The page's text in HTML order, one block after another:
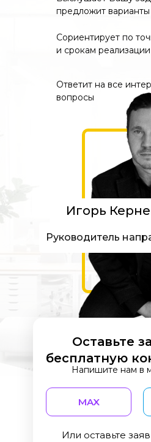
Игорь
Руководитель
MAX
Или оставьте
Напишите нам в
Оставьте
бесплатную
предложит
Ответит на все
вопросы
Сориентирует по
и срокам